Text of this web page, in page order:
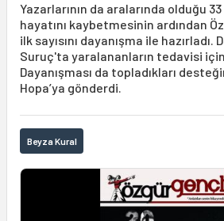
Yazarlarının da aralarında olduğu
hayatını kaybetmesinin ardından
ilk sayısını dayanışma ile hazırladı.
Suruç'ta yaralananların tedavisi
Dayanışması da topladıkları
Hopa’ya gönderdi.
Beyza Kural